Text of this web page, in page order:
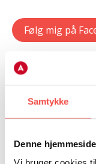
Samtykke
Denne
Følg mig på